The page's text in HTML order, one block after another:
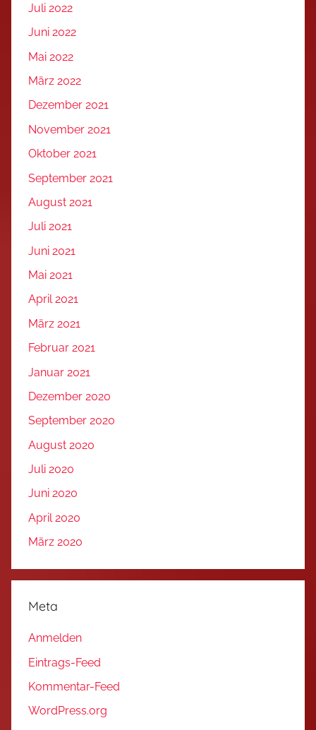
Juli 2022
Juni 2022
Mai 2022
März 2022
Dezember 2021
November 2021
Oktober 2021
September 2021
August 2021
Juli 2021
Juni 2021
Mai 2021
April 2021
März 2021
Februar 2021
Januar 2021
Dezember 2020
September 2020
August 2020
Juli 2020
Juni 2020
April 2020
März 2020
Meta
Anmelden
Eintrags-Feed
Kommentar-Feed
WordPress.org